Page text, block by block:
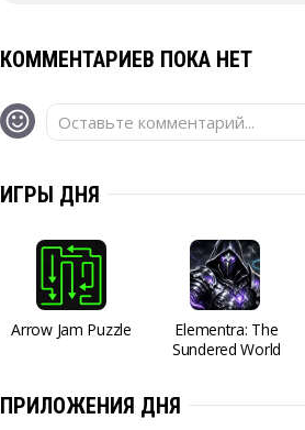
КОММЕНТАРИЕВ ПОКА НЕТ
Оставьте комментарий...
ИГРЫ ДНЯ
Arrow Jam Puzzle
Elementra: The
Sundered World
ПРИЛОЖЕНИЯ ДНЯ